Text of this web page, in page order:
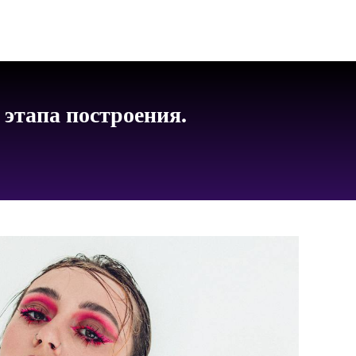
построения.